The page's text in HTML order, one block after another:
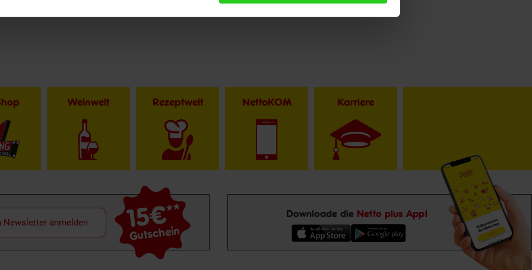
Weinwelt Rezeptwelt NettoKOM Karriere
15€**
Gutschein
Newsletter anmelden
Downloade die Netto plus App!